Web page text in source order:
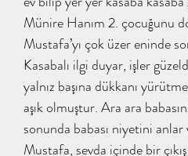
ne ile yaşar l.n tolstoy
ene kitap analizi f
Münire Hanım 2. çocuğunu
Mustafa’yı çok üzer eninde
Kasabalı ilgi duyar, işler
yalnız başına dükkanı
aşık olmuştur. Ara ara
sonunda babası niyetini anlar
Mustafa, sevda içinde bir